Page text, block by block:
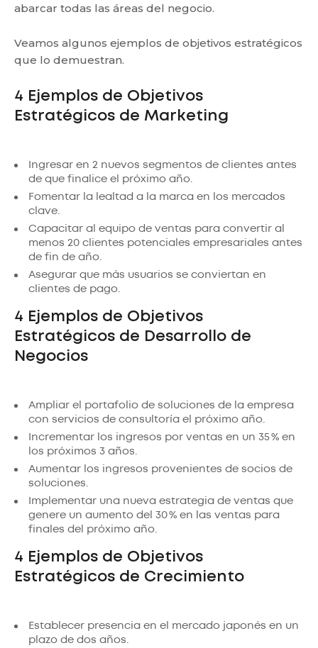
abarcar todas las áreas del negocio.
Veamos algunos ejemplos de objetivos estratégicos
que lo demuestran.
4 Ejemplos de Objetivos
Estratégicos de Marketing
Ingresar en 2 nuevos segmentos de clientes antes
de que finalice el próximo año.
Fomentar la lealtad a la marca en los mercados
clave.
Capacitar al equipo de ventas para convertir al
menos 20 clientes potenciales empresariales antes
de fin de año.
Asegurar que más usuarios se conviertan en
clientes de pago.
4 Ejemplos de Objetivos
Estratégicos de Desarrollo de
Negocios
Ampliar el portafolio de soluciones de la empresa
con servicios de consultoría el próximo año.
Incrementar los ingresos por ventas en un 35 % en
los próximos 3 años.
Aumentar los ingresos provenientes de socios de
soluciones.
Implementar una nueva estrategia de ventas que
genere un aumento del 30 % en las ventas para
finales del próximo año.
4 Ejemplos de Objetivos
Estratégicos de Crecimiento
Establecer presencia en el mercado japonés en un
plazo de dos años.